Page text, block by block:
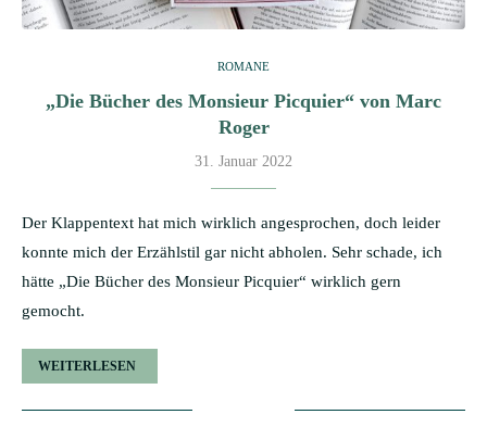
ROMANE
„Die Bücher des Monsieur Picquier“ von Marc
Roger
31. Januar 2022
Der Klappentext hat mich wirklich angesprochen, doch leider
konnte mich der Erzählstil gar nicht abholen. Sehr schade, ich
hätte „Die Bücher des Monsieur Picquier“ wirklich gern
gemocht.
WEITERLESEN